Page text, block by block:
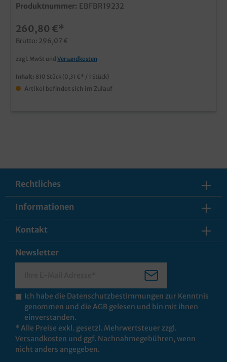
Produktnummer: EBFBR19232
260,80 €*
Brutto: 296,07 €
zzgl. MwSt und Versandkosten
Inhalt: 810 Stück (0,31 €* / 1 Stück)
Artikel befindet sich im Zulauf
Rechtliches
Informationen
Kontakt
Newsletter
Ich habe die Datenschutzbestimmungen zur Kenntnis
genommen und die AGB gelesen und bin mit ihnen
einverstanden.
* Alle Preise exkl. gesetzl. Mehrwertsteuer zzgl.
Versandkosten und ggf. Nachnahmegebühren, wenn
nicht anders angegeben.